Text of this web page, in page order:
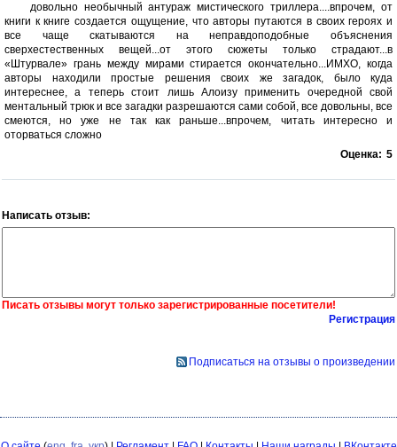
довольно необычный антураж мистического триллера....впрочем, от
книги к книге создается ощущение, что авторы путаются в своих героях и
все чаще скатываются на неправдоподобные объяснения
сверхестественных вещей...от этого сюжеты только страдают...в
«Штурвале» грань между мирами стирается окончательно...ИМХО, когда
авторы находили простые решения своих же загадок, было куда
интереснее, а теперь стоит лишь Алоизу применить очередной свой
ментальный трюк и все загадки разрешаются сами собой, все довольны, все
смеются, но уже не так как раньше...впрочем, читать интересно и
оторваться сложно
Оценка: 5
Написать отзыв:
Писать отзывы могут только зарегистрированные посетители!
Регистрация
Подписаться на отзывы о произведении